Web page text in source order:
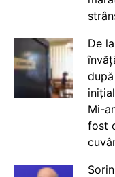
De
Mi-
fost